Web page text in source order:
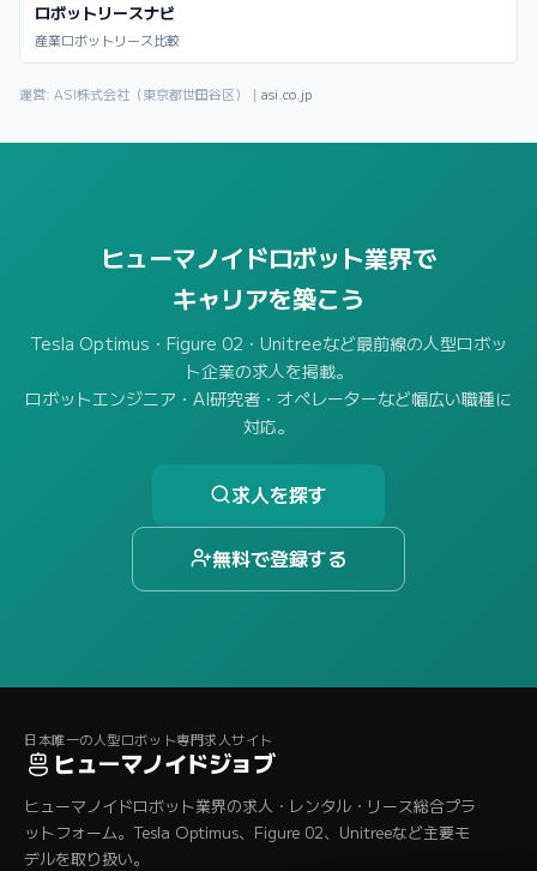
ロボットリースナビ
産業ロボットリース比較
運営: ASI株式会社（東京都世田谷区）｜ asi.co.jp
ヒューマノイドロボット業界で
キャリアを築こう
Tesla Optimus・Figure 02・Unitreeなど最前線の人型ロボッ
ト企業の求人を掲載。
ロボットエンジニア・AI研究者・オペレーターなど幅広い職種に
対応。
求人を探す
無料で登録する
日本唯一の人型ロボット専門求人サイト
ヒューマノイドジョブ
ヒューマノイドロボット業界の求人・レンタル・リース総合プラ
ットフォーム。Tesla Optimus、Figure 02、Unitreeなど主要モ
デルを取り扱い。